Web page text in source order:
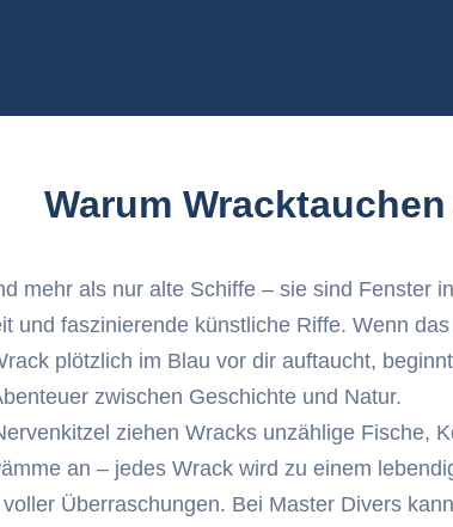
Warum
mehr als nur alte Schiffe – sie sind Fenster
und faszinierende künstliche Riffe. Wenn
plötzlich im Blau vor dir auftaucht,
zwischen Geschichte und Natur.
ziehen Wracks unzählige Fische,
an – jedes Wrack wird zu einem
Überraschungen. Bei Master Divers